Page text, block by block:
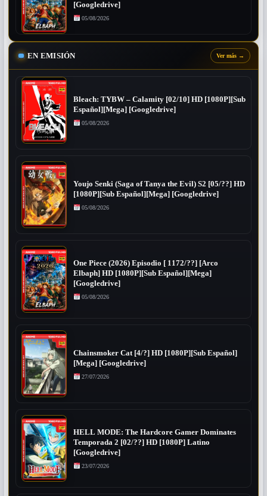
[Googledrive]
05/08/2026
EN EMISIÓN Ver más →
Bleach: TYBW – Calamity [02/10] HD [1080P][Sub
Español][Mega] [Googledrive]
05/08/2026
Youjo Senki (Saga of Tanya the Evil) S2 [05/??] HD
[1080P][Sub Español][Mega] [Googledrive]
05/08/2026
One Piece (2026) Episodio [ 1172/??] [Arco
Elbaph] HD [1080P][Sub Español][Mega]
[Googledrive]
05/08/2026
Chainsmoker Cat [4/?] HD [1080P][Sub Español]
[Mega] [Googledrive]
27/07/2026
HELL MODE: The Hardcore Gamer Dominates
Temporada 2 [02/??] HD [1080P] Latino
[Googledrive]
23/07/2026